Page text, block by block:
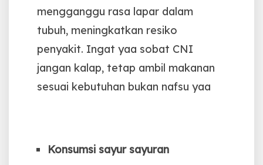
mengganggu rasa lapar dalam
tubuh, meningkatkan resiko
penyakit. Ingat yaa sobat CNI
jangan kalap, tetap ambil makanan
sesuai kebutuhan bukan nafsu yaa
Konsumsi sayur sayuran